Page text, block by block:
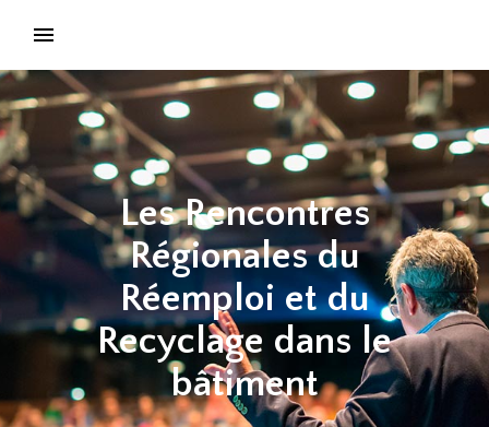
Les Rencontres
Régionales du
Réemploi et du
Recyclage dans le
bâtiment